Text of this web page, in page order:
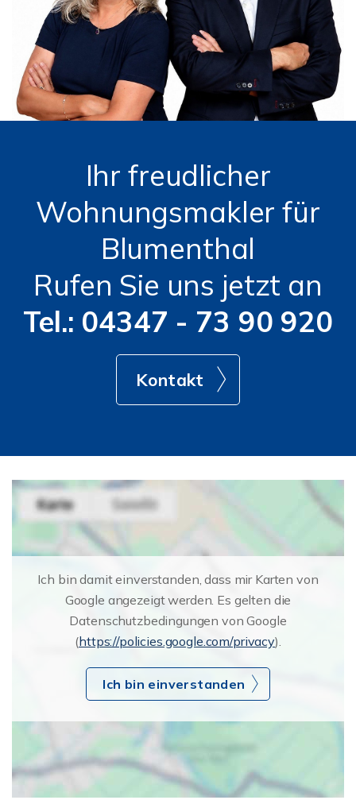
Ihr freudlicher
Wohnungsmakler für
Blumenthal
Rufen Sie uns jetzt an
Tel.: 04347 - 73 90 920
Kontakt
Ich bin damit einverstanden, dass mir Karten von
Google angezeigt werden. Es gelten die
Datenschutzbedingungen von Google
(https://policies.google.com/privacy).
Ich bin einverstanden